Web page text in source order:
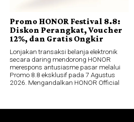
Promo HONOR Festival 8.8:
Diskon Perangkat, Voucher
12%, dan Gratis Ongkir
Lonjakan transaksi belanja elektronik
secara daring mendorong HONOR
merespons antusiasme pasar melalui
Promo 8.8 eksklusif pada 7 Agustus
2026. Mengandalkan HONOR Official